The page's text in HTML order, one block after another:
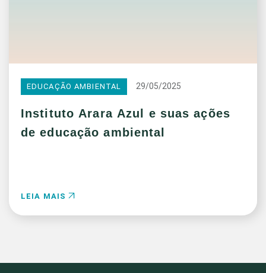
EDUCAÇÃO AMBIENTAL 29/05/2025
Instituto Arara Azul e suas ações
de educação ambiental
LEIA MAIS